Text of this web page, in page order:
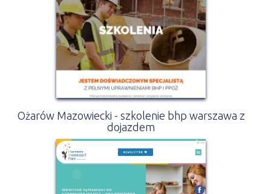
Ożarów Mazowiecki - szkolenie bhp warszawa z
dojazdem